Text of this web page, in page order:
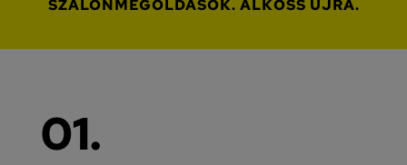
SZALONMEGOLDÁSOK. ALKOSS ÚJRA.
01.